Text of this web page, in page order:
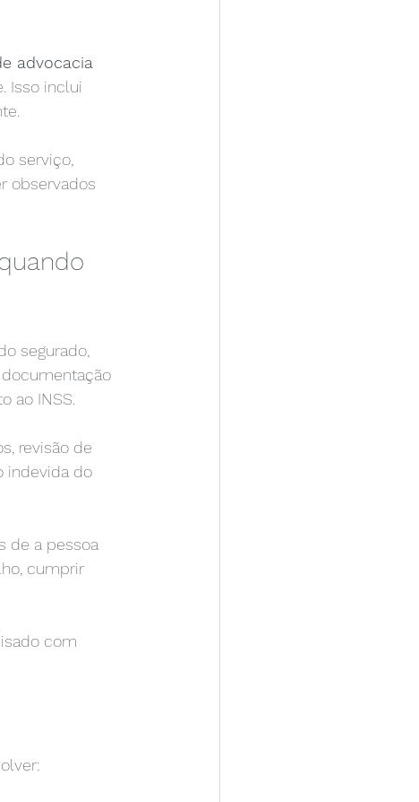
advocacia
Isso inclui
serviço,
observados
segurado,
ao INSS.
revisão de
indevida do
de a pessoa
cumprir
com